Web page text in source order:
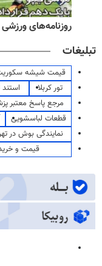
روزنامه‌های ورزشی شنبه ۱۷
تبلیغات
قیمت شیشه
تور کربلا
مرجع پاسخ معتبر
قطعات لباسشویی
نمایندگی بوش در
قیمت و